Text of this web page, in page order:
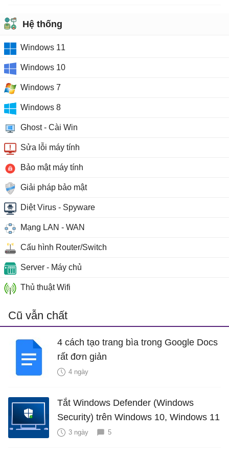
Hệ thống
Windows 11
Windows 10
Windows 7
Windows 8
Ghost - Cài Win
Sửa lỗi máy tính
Bảo mật máy tính
Giải pháp bảo mật
Diệt Virus - Spyware
Mạng LAN - WAN
Cấu hình Router/Switch
Server - Máy chủ
Thủ thuật Wifi
Cũ vẫn chất
4 cách tạo trang bìa trong Google Docs
rất đơn giản
4 ngày
Tắt Windows Defender (Windows
Security) trên Windows 10, Windows 11
3 ngày 5